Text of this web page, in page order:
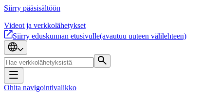
Siirry pääsisältöön
Videot ja verkkolähetykset
Siirry eduskunnan etusivulle(avautuu uuteen välilehteen)
Ohita navigointivalikko